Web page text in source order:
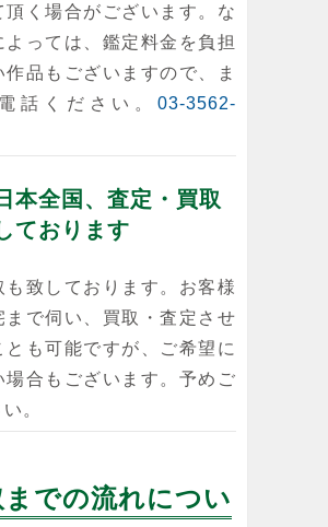
頂く場合がございます。な
よっては、鑑定料金を負担
作品もございますので、ま
話ください。 03-3562-
本全国、査定・買取
ております
も致しております。お客様
まで伺い、買取・査定させ
とも可能ですが、ご希望に
場合もございます。予めご
。
までの流れについ